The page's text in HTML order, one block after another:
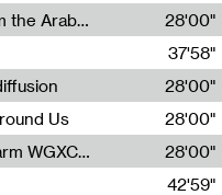
Radia Show #1094 Chronicles from the Arab Cold War by Ghazi Barakat
28'00"
37'58"
28'00"
Us
28'00"
Radia Show #1090 : Radia Wave Farm WGXC Corey De Juan Sherrard Jr Startalk
28'00"
42'59"